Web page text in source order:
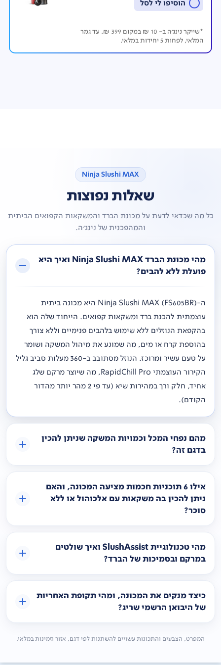
שליטה ב15 רמות טמפרטורה
כמו שאתם אוהבים
יותר אפשרויות משקה
מאפשר כעת יצירת מתכונים עם אחוז אלכוהול גבוה יותר, עד
*בהשוואה לדגם FS301. התוצאות עשויות להשתנות בהתאם
הוסיפו לי לסל
*שייקר נינג'ה ב- 10 ₪ במקום 399 ₪. עד גמר
המלאי, לפחות 5 יחידות במלאי.
Ninja Slushi MAX
שאלות נפוצות
כל מה שכדאי לדעת על מכונת הברד והמשקאות הקפואים הביתית
והמהפכנית של נינג'ה.
מהי מכונת הברד Ninja Slushi MAX ואיך היא
פועלת ללא להבים?
ה-Ninja Slushi MAX (FS605BR) היא מכונה ביתית
עוצמתית להכנת ברד ומשקאות קפואים. הייחוד שלה הוא
בהקפאת הנוזלים ללא שימוש בלהבים פנימיים וללא צורך
בהוספת קרח או מים, מה שמונע את מיהול המשקה ושומר
על טעם עשיר ומרוכז. הנוזל מסתובב ב-360 מעלות סביב גליל
הקירור העוצמתי RapidChill Pro, מה שיוצר מרקם שלג
אחיד, חלק ורך במהירות שיא (עד פי 2 מהר יותר מהדור
הקודם).
מהם נפחי המכל וכמויות המשקה שניתן להכין
בדגם זה?
אילו 6 תוכניות חכמות מציעה המכונה, והאם
ניתן להכין בה משקאות עם אלכוהול או ללא
סוכר?
מהי טכנולוגיית SlushAssist ואיך שולטים
במרקם ובסמיכות של הברד?
כיצד מנקים את המכונה, ומהי תקופת האחריות
של היבואן הרשמי שריג?
המפרט, הצבעים והתכונות עשויים להשתנות לפי דגם, אזור וזמינות במלאי.